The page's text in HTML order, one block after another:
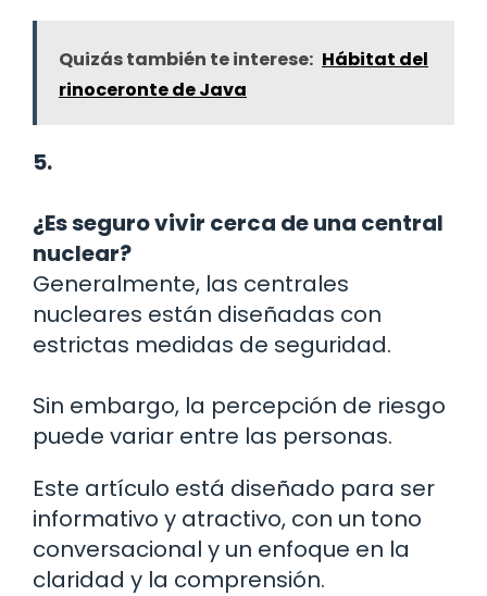
Quizás también te interese: Hábitat del
rinoceronte de Java
5.
¿Es seguro vivir cerca de una central
nuclear?
Generalmente, las centrales
nucleares están diseñadas con
estrictas medidas de seguridad.
Sin embargo, la percepción de riesgo
puede variar entre las personas.
Este artículo está diseñado para ser
informativo y atractivo, con un tono
conversacional y un enfoque en la
claridad y la comprensión.